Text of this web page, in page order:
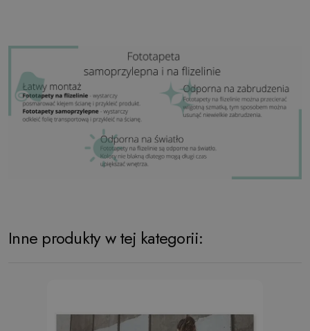
Inne produkty w tej kategorii: